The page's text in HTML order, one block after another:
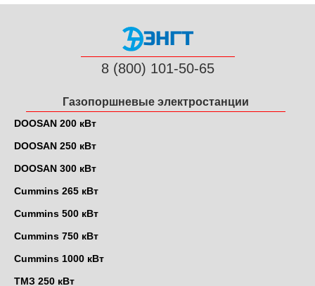
ЭНГТ
8 (800) 101-50-65
Газопоршневые электростанции
DOOSAN 200 кВт
DOOSAN 250 кВт
DOOSAN 300 кВт
Cummins 265 кВт
Cummins 500 кВт
Cummins 750 кВт
Cummins 1000 кВт
ТМЗ 250 кВт